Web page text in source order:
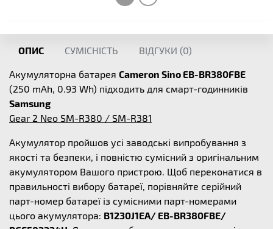
ОПИС СУМІСНІСТЬ ВІДГУКИ (0)
Акумуляторна батарея Cameron Sino EB-BR380FBE
(250 mAh, 0.93 Wh) підходить для смарт-годинників
Samsung
Gear 2 Neo SM-R380 / SM-R381
Акумулятор пройшов усі заводські випробування з
якості та безпеки, і повністю сумісний з оригінальним
акумулятором Вашого пристрою. Щоб переконатися в
правильності вибору батареї, порівняйте серійний
парт-номер батареї із сумісними парт-номерами
цього акумулятора: B1230J1EA/ EB-BR380FBE/